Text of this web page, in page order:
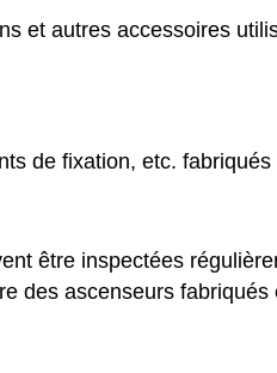
et autres accessoires
de fixation, etc.
être inspectées
des ascenseurs